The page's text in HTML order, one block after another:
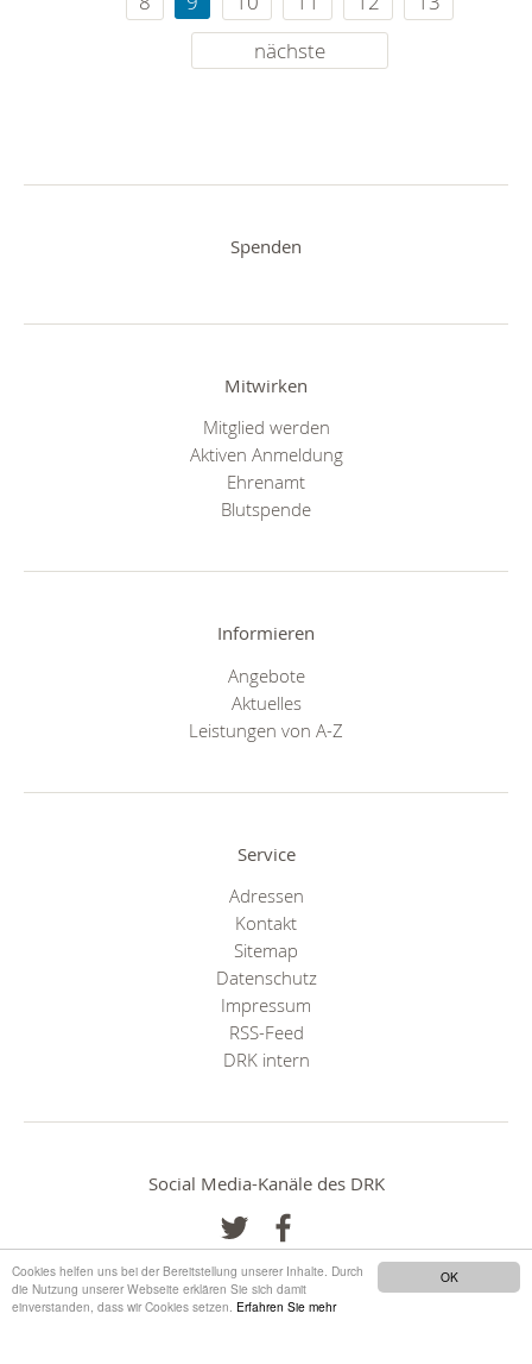
OK
Cookies helfen uns bei der Bereitstellung unserer Inhalte. Durch
die Nutzung unserer Webseite erklären Sie sich damit
einverstanden, dass wir Cookies setzen. Erfahren Sie mehr
nächste
Spenden
Mitwirken
Mitglied werden
Aktiven Anmeldung
Ehrenamt
Blutspende
Informieren
Angebote
Aktuelles
Leistungen von A-Z
Service
Adressen
Kontakt
Sitemap
Datenschutz
Impressum
RSS-Feed
DRK intern
Social Media-Kanäle des DRK